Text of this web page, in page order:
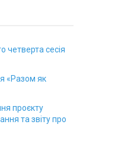
четверта сесія
«Разом як
проєкту
та звіту про